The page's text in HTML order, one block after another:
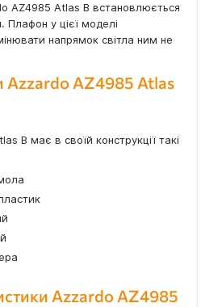
AZ4985 Atlas B встановлюється
Плафон у цієї моделі
напрямок світла ним не
Azzardo AZ4985 Atlas
B має в своїй конструкції такі
Azzardo AZ4985